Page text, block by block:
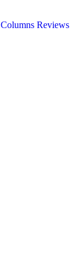
Columns Reviews